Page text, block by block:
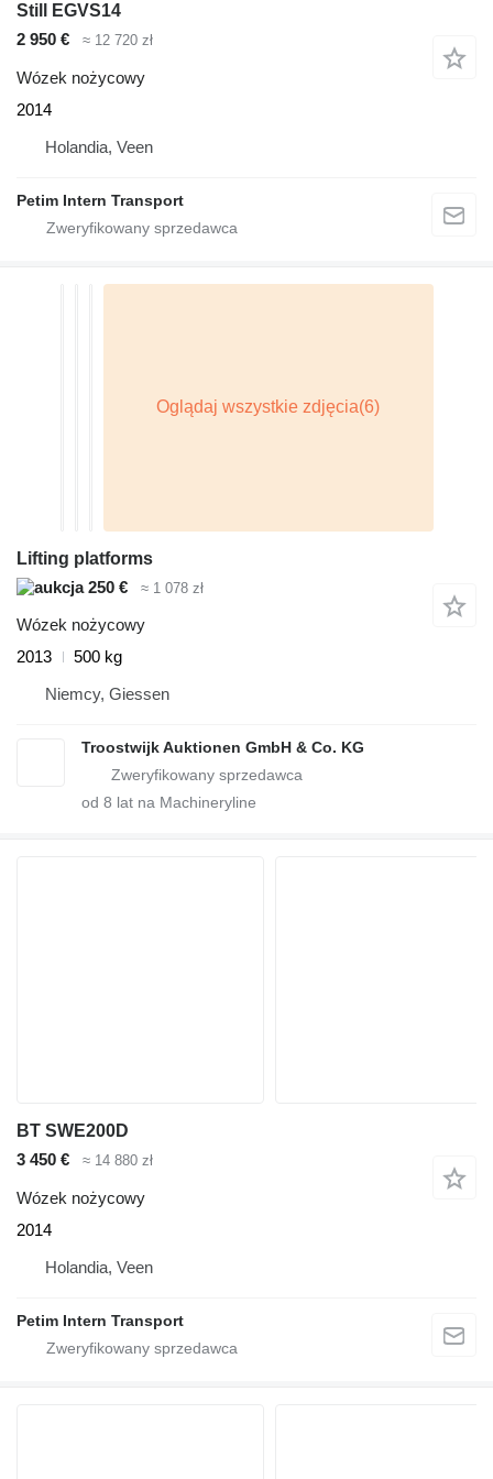
Still EGVS14
2 950 €
≈ 12 720 zł
Wózek nożycowy
2014
Holandia, Veen
Petim Intern Transport
Lifting platforms
250 €
≈ 1 078 zł
Wózek nożycowy
2013
500 kg
Niemcy, Giessen
Troostwijk Auktionen GmbH & Co. KG
od 8 lat na Machineryline
BT SWE200D
3 450 €
≈ 14 880 zł
Wózek nożycowy
2014
Holandia, Veen
Petim Intern Transport